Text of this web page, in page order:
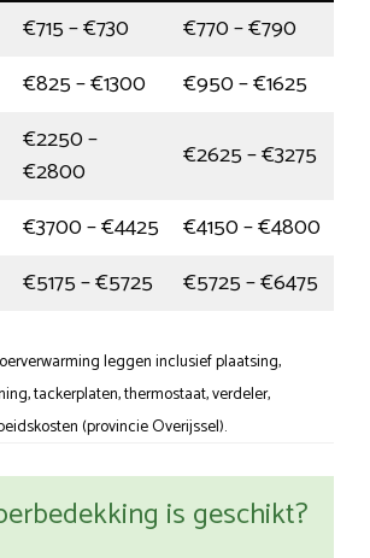
€715 – €730
€770 – €790
€825 – €1300
€950 – €1625
€2250 –
€2800
€2625 – €3275
€3700 – €4425
€4150 – €4800
€5175 – €5725 €5725 – €6475
leggen inclusief plaatsing,
tackerplaten, thermostaat, verdeler,
(provincie Overijssel).
is geschikt?